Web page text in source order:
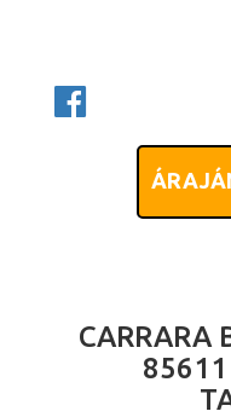
CARRARA
85611